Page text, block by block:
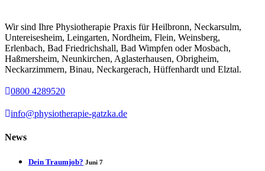
Wir sind Ihre Physiotherapie Praxis für Heilbronn, Neckarsulm,
Untereisesheim, Leingarten, Nordheim, Flein, Weinsberg,
Erlenbach, Bad Friedrichshall, Bad Wimpfen oder Mosbach,
Haßmersheim, Neunkirchen, Aglasterhausen, Obrigheim,
Neckarzimmern, Binau, Neckargerach, Hüffenhardt und Elztal.
0800 4289520
info@physiotherapie-gatzka.de
News
Dein Traumjob? Juni 7